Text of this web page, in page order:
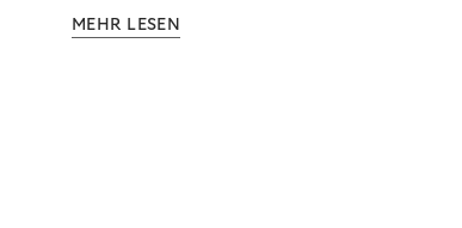
ein Leben in finanzieller Freiheit zu führen. So
MEHR LESEN